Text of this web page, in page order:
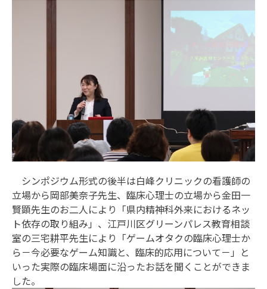
シンポジウム形式の後半は白峰クリニックの看護師の
立場から岡部美奈子先生、臨床心理士の立場から金田一
賢顕先生のお二人により「県内精神科外来におけるネッ
ト依存の取り組み」、江戸川区グリーンパレス教育相談
室の三宅耕平先生により「ゲームオタクの臨床心理士か
ら－今必要なゲーム知識と、臨床的応用について－」と
いった実際の臨床場面に沿ったお話を聞くことができま
した。